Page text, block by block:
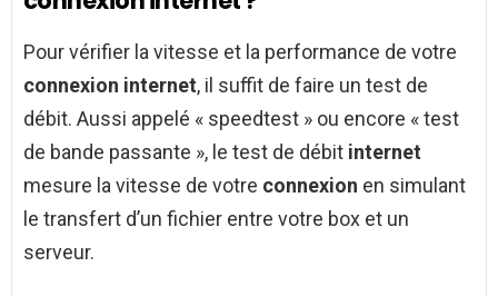
Pour vérifier la vitesse et la performance de votre
connexion internet, il suffit de faire un test de
débit. Aussi appelé « speedtest » ou encore « test
de bande passante », le test de débit internet
mesure la vitesse de votre connexion en simulant
le transfert d’un fichier entre votre box et un
serveur.